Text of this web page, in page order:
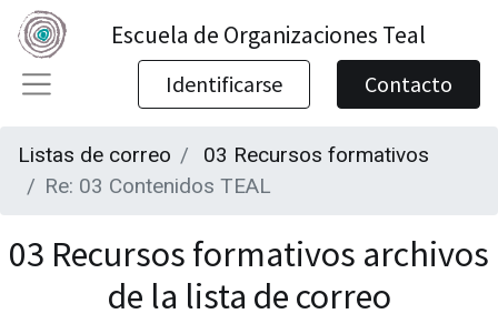
Escuela de Organizaciones Teal
Identificarse Contacto
Listas de correo
03 Recursos formativos
Re: 03 Contenidos TEAL
03 Recursos formativos archivos
de la lista de correo